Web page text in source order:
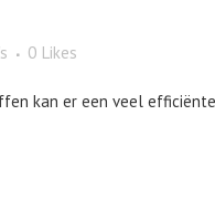
0 Likes
kan er een veel